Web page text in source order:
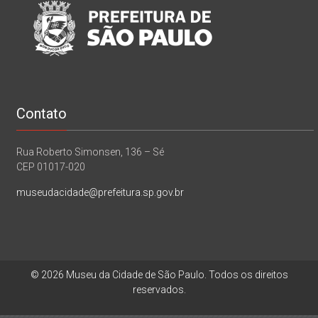
Contato
Rua Roberto Simonsen, 136 – Sé
CEP 01017-020
museudacidade@prefeitura.sp.gov.br
© 2026 Museu da Cidade de São Paulo. Todos os direitos
reservados.